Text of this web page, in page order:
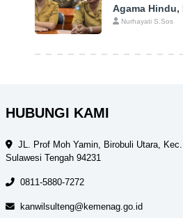
Agama Hindu,
Nurhayati S.Sos
HUBUNGI KAMI
JL. Prof Moh Yamin, Birobuli Utara,
Sulawesi Tengah 94231
0811-5880-7272
kanwilsulteng@kemenag.go.id